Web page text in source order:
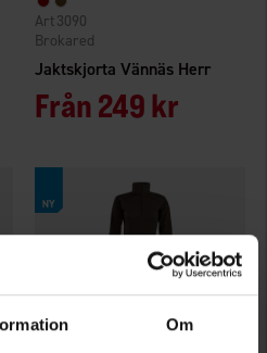
Om
Jaktskjorta Vännäs Herr
Brokared
3090
Från249 kr